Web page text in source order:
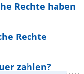
Rechte haben
Rechte
zahlen?